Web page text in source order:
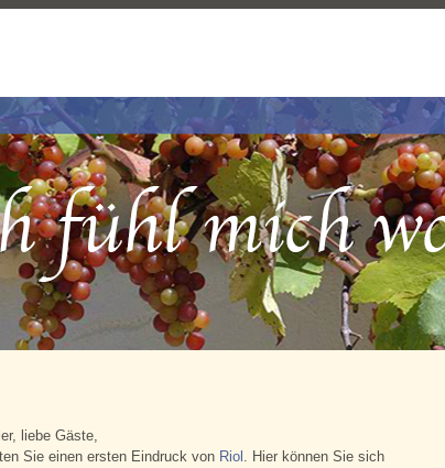
liebe Gäste,
Sie einen ersten Eindruck von Riol . Hier können Sie sich